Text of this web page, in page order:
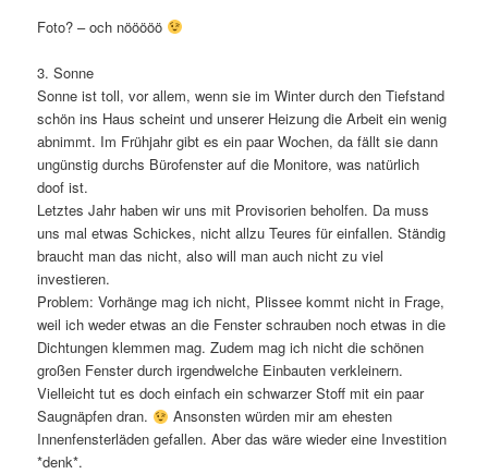
Foto? – och nööööö
3. Sonne
Sonne ist toll, vor allem, wenn sie im Winter durch den Tiefstand
schön ins Haus scheint und unserer Heizung die Arbeit ein wenig
abnimmt. Im Frühjahr gibt es ein paar Wochen, da fällt sie dann
ungünstig durchs Bürofenster auf die Monitore, was natürlich
doof ist.
Letztes Jahr haben wir uns mit Provisorien beholfen. Da muss
uns mal etwas Schickes, nicht allzu Teures für einfallen. Ständig
braucht man das nicht, also will man auch nicht zu viel
investieren.
Problem: Vorhänge mag ich nicht, Plissee kommt nicht in Frage,
weil ich weder etwas an die Fenster schrauben noch etwas in die
Dichtungen klemmen mag. Zudem mag ich nicht die schönen
großen Fenster durch irgendwelche Einbauten verkleinern.
Vielleicht tut es doch einfach ein schwarzer Stoff mit ein paar
Saugnäpfen dran.
Ansonsten würden mir am ehesten
Innenfensterläden gefallen. Aber das wäre wieder eine Investition
*denk*.